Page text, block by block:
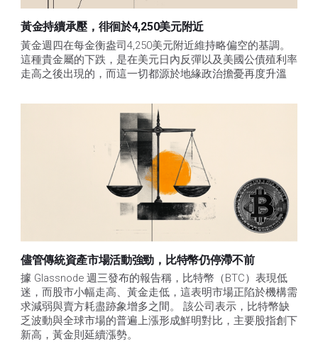
黃金持續承壓，徘徊於4,250美元附近
黃金週四在每金衡盎司4,250美元附近維持略偏空的基調。
這種貴金屬的下跌，是在美元日內反彈以及美國公債殖利率
走高之後出現的，而這一切都源於地緣政治擔憂再度升溫
儘管傳統資產市場活動強勁，比特幣仍停滯不前
據 Glassnode 週三發布的報告稱，比特幣（BTC）表現低
迷，而股市小幅走高、黃金走低，這表明市場正陷於機構需
求減弱與賣方耗盡跡象增多之間。 該公司表示，比特幣缺
乏波動與全球市場的普遍上漲形成鮮明對比，主要股指創下
新高，黃金則延續漲勢。